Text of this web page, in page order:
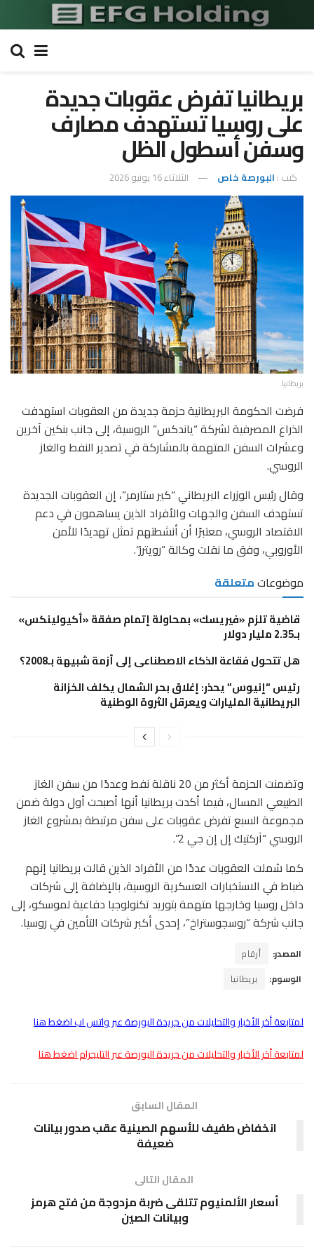
بريطانيا تفرض عقوبات جديدة
على روسيا تستهدف مصارف
وسفن أسطول الظل
كتب : البورصة خاص الثلاثاء 16 يونيو 2026
بريطانيا
فرضت الحكومة البريطانية حزمة جديدة من العقوبات استهدفت
الذراع المصرفية لشركة “ياندكس” الروسية، إلى جانب بنكين آخرين
وعشرات السفن المتهمة بالمشاركة في تصدير النفط والغاز
الروسي.
وقال رئيس الوزراء البريطاني “كير ستارمر”، إن العقوبات الجديدة
تستهدف السفن والجهات والأفراد الذين يساهمون في دعم
الاقتصاد الروسي، معتبرًا أن أنشطتهم تمثل تهديدًا للأمن
الأوروبي، وفق ما نقلت وكالة “رويترز”.
موضوعاتمتعلقة
قاضية تلزم «فيريسك» بمحاولة إتمام صفقة «أكيولينكس»
بـ2.35 مليار دولار
هل تتحول فقاعة الذكاء الاصطناعى إلى أزمة شبيهة بـ2008؟
رئيس “إنيوس” يحذر: إغلاق بحر الشمال يكلف الخزانة
البريطانية المليارات ويعرقل الثروة الوطنية
وتضمنت الحزمة أكثر من 20 ناقلة نفط وعددًا من سفن الغاز
الطبيعي المسال، فيما أكدت بريطانيا أنها أصبحت أول دولة ضمن
مجموعة السبع تفرض عقوبات على سفن مرتبطة بمشروع الغاز
الروسي “آركتيك إل إن جي 2”.
كما شملت العقوبات عددًا من الأفراد الذين قالت بريطانيا إنهم
ضباط في الاستخبارات العسكرية الروسية، بالإضافة إلى شركات
داخل روسيا وخارجها متهمة بتوريد تكنولوجيا دفاعية لموسكو، إلى
جانب شركة “روسجوستراخ”، إحدى أكبر شركات التأمين في روسيا.
المصدر:
أرقام
الوسوم:
بريطانيا
لمتابعة أخر الأخبار والتحليلات من جريدة البورصة عبر واتس اب اضغط هنا
لمتابعة أخر الأخبار والتحليلات من جريدة البورصة عبر التليجرام اضغط هنا
المقال السابق
انخفاض طفيف للأسهم الصينية عقب صدور بيانات
ضعيفة
المقال التالى
أسعار الألمنيوم تتلقى ضربة مزدوجة من فتح هرمز
وبيانات الصين